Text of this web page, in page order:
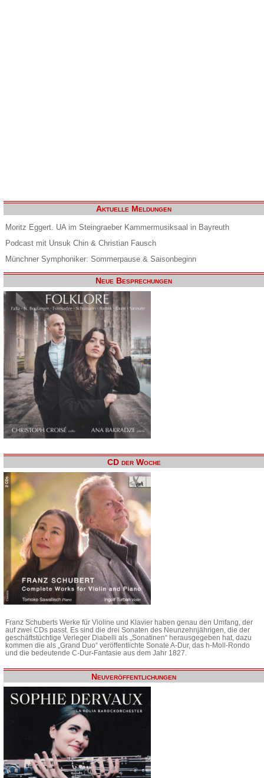
Aktuelle Meldungen
Moritz Eggert. UA im Steingraeber Kammermusiksaal in Bayreuth
Podcast mit Unsuk Chin & Christian Fausch
Münchner Symphoniker: Sommerpause & Saisonbeginn
Neue Besprechungen
CD der Woche
Franz Schuberts Werke für Violine und Klavier haben genau den Umfang, der
auf zwei CDs passt. Es sind die drei Sonaten des Neunzehnjährigen, die der
geschäftstüchtige Verleger Diabelli als „Sonatinen“ herausgegeben hat, dazu
kommen die als „Grand Duo“ veröffentlichte Sonate A-Dur, das h-Moll-Rondo
und die bedeutende C-Dur-Fantasie aus dem Jahr 1827.
Neuveröffentlichungen